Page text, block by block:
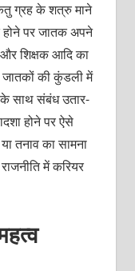
ग्रह के शत्रु माने
पर जातक अपने
और शिक्षक आदि का
जातकों की कुंडली में
साथ संबंध उतार-
होने पर ऐसे
तनाव का सामना
में करियर